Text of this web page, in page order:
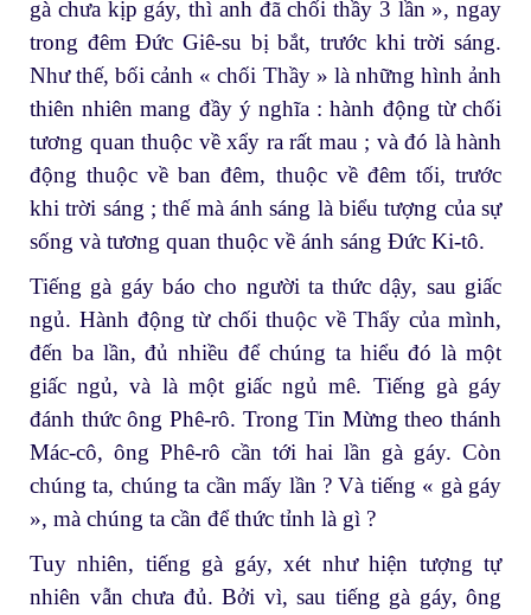
gà chưa kịp gáy, thì anh đã chối thầy 3 lần », ngay
trong đêm Đức Giê-su bị bắt, trước khi trời sáng.
Như thế, bối cảnh « chối Thầy » là những hình ảnh
thiên nhiên mang đầy ý nghĩa : hành động từ chối
tương quan thuộc về xẩy ra rất mau ; và đó là hành
động thuộc về ban đêm, thuộc về đêm tối, trước
khi trời sáng ; thế mà ánh sáng là biểu tượng của sự
sống và tương quan thuộc về ánh sáng Đức Ki-tô.
Tiếng gà gáy báo cho người ta thức dậy, sau giấc
ngủ. Hành động từ chối thuộc về Thẩy của mình,
đến ba lần, đủ nhiều để chúng ta hiểu đó là một
giấc ngủ, và là một giấc ngủ mê. Tiếng gà gáy
đánh thức ông Phê-rô. Trong Tin Mừng theo thánh
Mác-cô, ông Phê-rô cần tới hai lần gà gáy. Còn
chúng ta, chúng ta cần mấy lần ? Và tiếng « gà gáy
», mà chúng ta cần để thức tỉnh là gì ?
Tuy nhiên, tiếng gà gáy, xét như hiện tượng tự
nhiên vẫn chưa đủ. Bởi vì, sau tiếng gà gáy, ông